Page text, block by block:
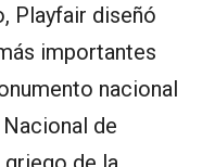
Playfair diseñó
importantes
nacional
de